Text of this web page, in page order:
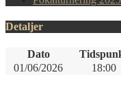
Detaljer
Dato
01/06/2026
18:00